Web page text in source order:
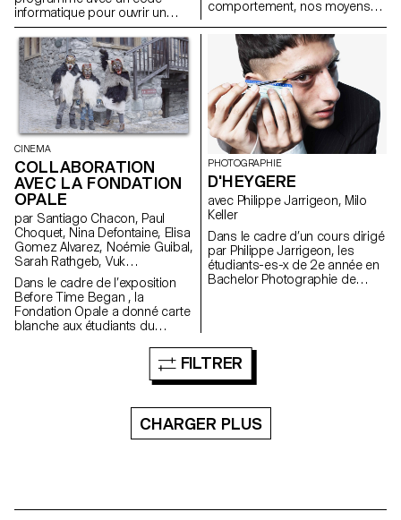
informatique pour ouvrir un
réseau WiFi. Votre smartphone
devient un appareil sonore en
produisant une fréquence
attribuée, créant de petites
communautés éphémères.
Programmation ECAL/Callum
Ross
comportement, nos moyens
attention. Le projet de
recherche Smartphone
Peripheral Companions se
propose d’explorer de
nouvelles formes d’interaction
avec les flux de données
traversant notre Smartphone et
de mettre en question son
statut d’objet "total".
CINEMA
COLLABORATION
AVEC LA FONDATION
OPALE
par Santiago Chacon, Paul
Choquet, Nina Defontaine, Elisa
Gomez Alvarez, Noémie Guibal,
Sarah Rathgeb, Vuk
Vukmanovic, Lucas del Fresno
Dans le cadre de l’exposition
Before Time Began , la
Fondation Opale a donné carte
blanche aux étudiants du
cinématographique de l’art
travers sept court-métrages.
PHOTOGRAPHIE
D'HEYGERE
avec Philippe Jarrigeon, Milo
Keller
Dans le cadre d’un cours dirigé
par Philippe Jarrigeon, les
étudiants-es-x de 2e année en
Bachelor Photographie de
D’heygere. Entre luxe et
ordinaire, réalité et
représentation, les étudiants-
nouvelles clefs de lecture aux
pièces à l’esprit provocateur et
minimaliste.
FILTRER
CHARGER PLUS